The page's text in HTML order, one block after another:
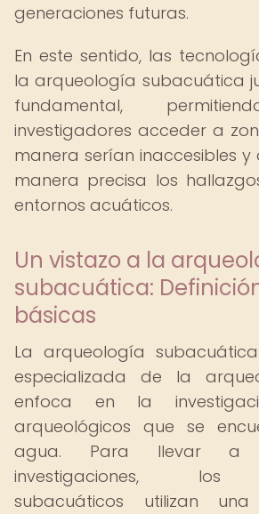
generaciones futuras.
En este sentido, las
la arqueología subacuática
fundamental,
investigadores acceder a
manera serían inaccesibles
manera precisa los
entornos acuáticos.
Un vistazo a la
subacuática:
básicas
La arqueología
especializada de la
enfoca en la
arqueológicos que se
agua. Para llevar a
investigaciones, los
subacuáticos utilizan